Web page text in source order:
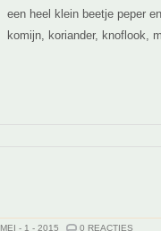
een heel klein beetje peper
komijn, koriander, knoflook,
MEI - 1 - 2015 0 REACTIES